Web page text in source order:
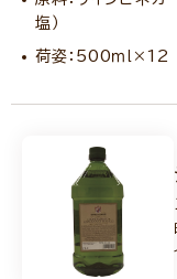
塩）
荷姿：500ｍｌ×12